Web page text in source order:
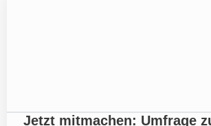
Jetzt mitmachen: Umfrage